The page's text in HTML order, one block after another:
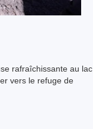
rafraîchissante au lac
vers le refuge de